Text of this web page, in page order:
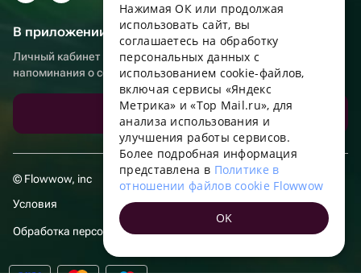
В приложении еще удобнее!
Личный кабинет получателя, больше бонусов за покупки и
напоминания о событиях
Скачать приложение
© Flowwow, inc
Условия
Обработка персональных данных
ENGLISH
UKRAINIAN
PORTUGUESE
FRENCH
TURKISH
POLISH
Нажимая ОК или продолжая
использовать сайт, вы
соглашаетесь на обработку
персональных данных с
использованием cookie-файлов,
включая сервисы «Яндекс
Метрика» и «Top Mail.ru», для
анализа использования и
улучшения работы сервисов.
Более подробная информация
представлена в Политике в
отношении файлов cookie Flowwow
OK